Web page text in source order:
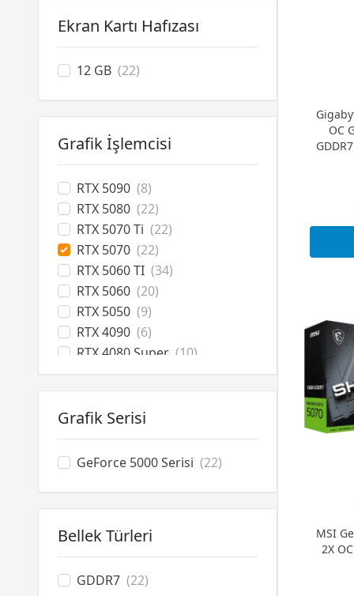
Ekran Kartı Hafızası
12 GB (22)
Grafik İşlemcisi
RTX 5090 (8)
RTX 5080 (22)
RTX 5070 Ti (22)
RTX 5070 (22)
RTX 5060 TI (34)
RTX 5060 (20)
RTX 5050 (9)
RTX 4090 (6)
RTX 4080 Super (10)
RTX 4070 Ti Super (16)
RTX 4070 Ti (2)
RTX 4070 Super
RTX 4070 (3)
RTX 4060 Ti (11)
RTX 3070 (3)
RTX 3060 (3)
RTX 3050 (13)
RTX 2060 Super
Grafik Serisi
GeForce 5000 Serisi (22)
Bellek Türleri
GDDR7 (22)
OC
MSI
2X